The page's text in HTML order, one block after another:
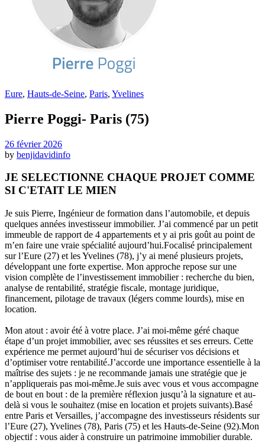
Eure, Hauts-de-Seine, Paris, Yvelines
Pierre Poggi- Paris (75)
26 février 2026
by benjidavidinfo
JE SELECTIONNE CHAQUE PROJET COMME
SI C'ETAIT LE MIEN
Je suis Pierre, Ingénieur de formation dans l’automobile, et depuis
quelques années investisseur immobilier. J’ai commencé par un petit
immeuble de rapport de 4 appartements et y ai pris goût au point de
m’en faire une vraie spécialité aujourd’hui.Focalisé principalement
sur l’Eure (27) et les Yvelines (78), j’y ai mené plusieurs projets,
développant une forte expertise. Mon approche repose sur une
vision complète de l’investissement immobilier : recherche du bien,
analyse de rentabilité, stratégie fiscale, montage juridique,
financement, pilotage de travaux (légers comme lourds), mise en
location.
Mon atout : avoir été à votre place. J’ai moi-même géré chaque
étape d’un projet immobilier, avec ses réussites et ses erreurs. Cette
expérience me permet aujourd’hui de sécuriser vos décisions et
d’optimiser votre rentabilité.J’accorde une importance essentielle à la
maîtrise des sujets : je ne recommande jamais une stratégie que je
n’appliquerais pas moi-même.Je suis avec vous et vous accompagne
de bout en bout : de la première réflexion jusqu’à la signature et au-
delà si vous le souhaitez (mise en location et projets suivants).Basé
entre Paris et Versailles, j’accompagne des investisseurs résidents sur
l’Eure (27), Yvelines (78), Paris (75) et les Hauts-de-Seine (92).Mon
objectif : vous aider à construire un patrimoine immobilier durable.